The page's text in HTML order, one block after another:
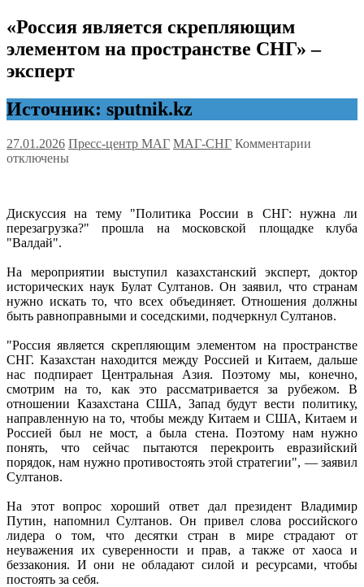
«Россия является скрепляющим
элементом на пространстве СНГ» –
эксперт
Источник: sputnik.kz
27.01.2026 Пресс-центр МАГ МАГ-СНГ Комментарии
на
эксперт
отключены
Дискуссия на тему "Политика России в СНГ: нужна ли
перезагрузка?" прошла на московской площадке клуба
"Валдай".
На мероприятии выступил казахстанский эксперт, доктор
исторических наук Булат Султанов. Он заявил, что странам
нужно искать то, что всех объединяет. Отношения должны
быть равноправными и соседскими, подчеркнул Султанов.
"Россия является скрепляющим элементом на пространстве
СНГ. Казахстан находится между Россией и Китаем, дальше
нас подпирает Центральная Азия. Поэтому мы, конечно,
смотрим на то, как это рассматривается за рубежом. В
отношении Казахстана США, Запад будут вести политику,
направленную на то, чтобы между Китаем и США, Китаем и
Россией был не мост, а была стена. Поэтому нам нужно
понять, что сейчас пытаются перекроить евразийский
порядок, нам нужно противостоять этой стратегии", — заявил
Султанов.
На этот вопрос хороший ответ дал президент Владимир
Путин, напомнил Султанов. Он привел слова российского
лидера о том, что десятки стран в мире страдают от
неуважения их суверенности и прав, а также от хаоса и
беззакония. И они не обладают силой и ресурсами, чтобы
постоять за себя.